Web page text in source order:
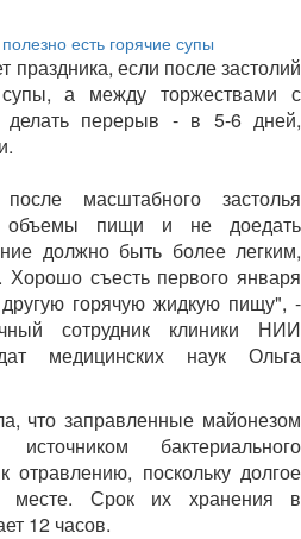
праздника, если после застолий
а между торжествами с
делать перерыв - в 5-6 дней,
масштабного застолья
объемы пищи и не доедать
должно быть более легким,
Хорошо съесть первого января
горячую жидкую пищу", -
сотрудник клиники НИИ
медицинских наук Ольга
что заправленные майонезом
бактериального
отравлению, поскольку долгое
месте. Срок их хранения в
12 часов.